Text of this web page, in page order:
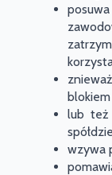
blokiem
lub też
wzywa